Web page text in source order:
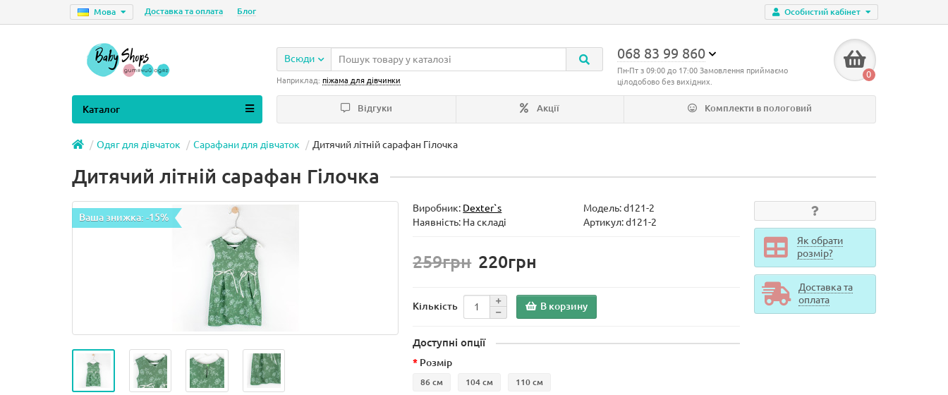
Особистий кабінет
Мова Доставка та оплата Блог
068 83 99 860
Пн-Пт з 09:00 до 17:00 Замовлення приймаємо
цілодобово без вихідних.
0
Всюди
Наприклад: піжама для дівчинки
Відгуки Акції Комплекти в пологовий
Каталог
Одяг для дівчаток Сарафани для дівчаток Дитячий літній сарафан Гілочка
Дитячий літній сарафан Гілочка
Ваша знижка: -15%
Виробник: Dexter`s Модель:d121-2
Наявність: На складі
Артикул: d121-2
259грн 220грн
Кількість В корзину
Доступні опції
Розмір
86 см 104 см 110 см
Як обрати
розмір?
Доставка та
оплата